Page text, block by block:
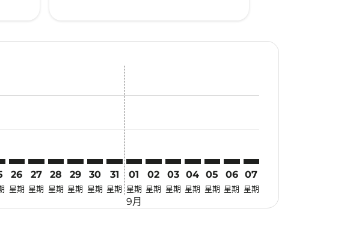
offers-disclaimer. 寻找优惠
view-offers-disclaimer. 寻找优惠
cmp-view-offers-disclaimer. 寻找优惠
cmp-view-offers-disclaimer. 寻找优惠
MNL–ICN: cmp-view-offers-disclaimer. 寻找优惠
26
星期
MNL–ICN: cmp-view-offers-disclaimer. 寻找优惠
27
星期
MNL–ICN: cmp-view-offers-disclaimer. 寻找优惠
28
星期
MNL–ICN: cmp-view-offers-disclaimer. 寻找优惠
29
星期
MNL–ICN: cmp-view-offers-disclaimer. 寻找优惠
30
星期
MNL–ICN: cmp-view-offers-disclaimer. 寻找优惠
31
星期
01
星期
9月
02
星期
03
星期
04
星期
05
星期
06
星期
07
星期